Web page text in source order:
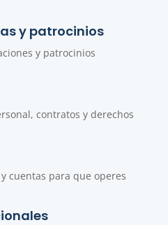
y patrocinios
y patrocinios
contratos y derechos
cuentas para que operes